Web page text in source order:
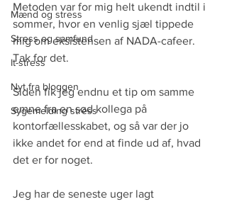
Mænd og stress
Stress og samfund
It-stress
Nyt fra bloggen
Sygemelding stress
Metoden var for mig helt ukendt indtil i
sommer, hvor en venlig sjæl tippede
mig om eksistensen af NADA-cafeer.
Tak for det.
Siden fik jeg endnu et tip om samme
emne fra en sød kollega på
kontorfællesskabet, og så var der jo
ikke andet for end at finde ud af, hvad
det er for noget.
Jeg har de seneste uger lagt